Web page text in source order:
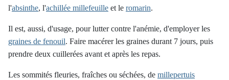
l'absinthe, l'achillée millefeuille et le romarin.
Il est, aussi, d'usage, pour lutter contre l'anémie, d'employer les
graines de fenouil. Faire macérer les graines durant 7 jours, puis
prendre deux cuillerées avant et après les repas.
Les sommités fleuries, fraîches ou séchées, de millepertuis